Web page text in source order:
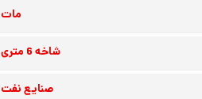
مات
شاخه 6 متری
صنایع نفت